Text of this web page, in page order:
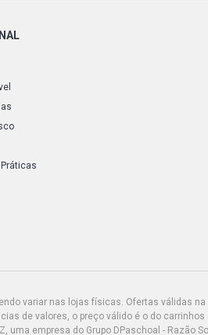
variar nas lojas físicas. Ofertas válidas
de valores, o preço válido é o do
uma empresa do Grupo DPaschoal - Razão